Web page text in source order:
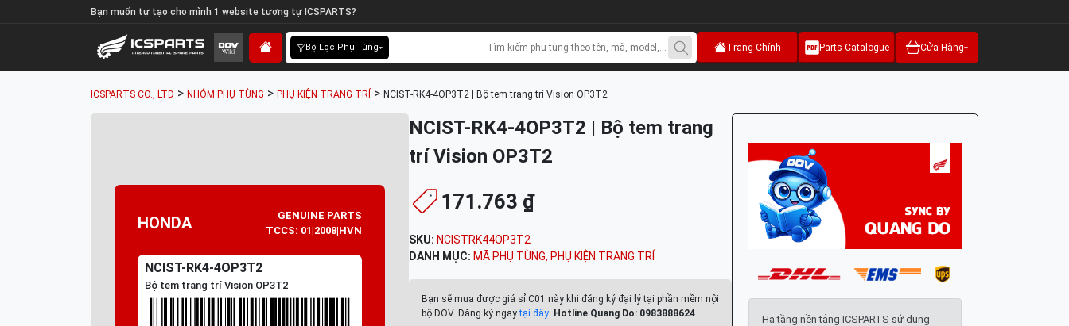
Bạn muốn tự tạo cho mình 1 website tương tự ICSPARTS?
Bộ Lọc Phụ Tùng Trang Chính Parts Catalogue Cửa Hàng
ICSPARTS CO., LTD > NHÓM PHỤ TÙNG > PHỤ KIỆN TRANG TRÍ > NCIST-RK4-4OP3T2 | Bộ tem trang trí Vision OP3T2
HONDA
GENUINE PARTS
TCCS: 01|2008|HVN
NCIST-RK4-4OP3T2
Bộ tem trang trí Vision OP3T2
NCIST-RK4-4OP3T2 | Bộ tem trang
trí Vision OP3T2
171.763 ₫
SKU: NCISTRK44OP3T2
DANH MỤC: MÃ PHỤ TÙNG, PHỤ KIỆN TRANG TRÍ
Bạn sẽ mua được giá sỉ C01 này khi đăng ký đại lý tại phần mềm nội
bộ DOV. Đăng ký ngaytại đây. Hotline Quang Do: 0983888624
Hạ tầng nền tảng ICSPARTS sử dụng